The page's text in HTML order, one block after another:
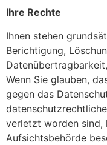
Ihre Rechte
Ihnen stehen
Berichtigung,
Wenn Sie glauben,
gegen das
verletzt worden sind,
Aufsichtsbehörde